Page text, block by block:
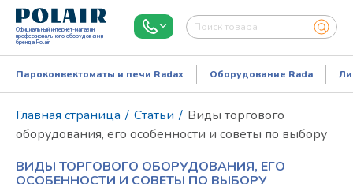
Официальный интернет-магазин
профессионального оборудования
бренда Polair
Пароконвектоматы и печи Radax Оборудование Rada
Главная страница / Статьи / Виды торгового
оборудования, его особенности и советы по выбору
ВИДЫ ТОРГОВОГО ОБОРУДОВАНИЯ, ЕГО
ОСОБЕННОСТИ И СОВЕТЫ ПО ВЫБОРУ